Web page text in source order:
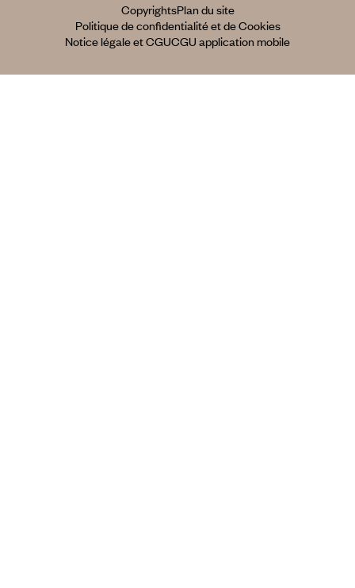
CopyrightsPlan du site
Politique de confidentialité et de Cookies
Notice légale et CGUCGU application mobile